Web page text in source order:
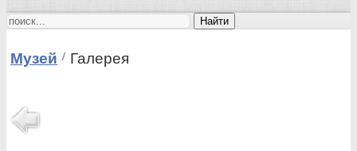
Найти
Музей Галерея